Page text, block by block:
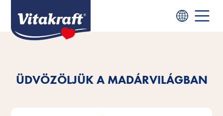
ÜDVÖZÖLJÜK A MADÁRVILÁGBAN